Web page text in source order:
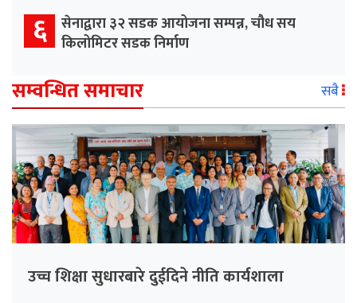
६ सेनाद्वारा ३२ सडक आयोजना सम्पन्न, चौध सय
किलोमिटर सडक निर्माण
सम्वन्धित समाचार सबै
उच्च शिक्षा सुधारबारे दुईदिने नीति कार्यशाला